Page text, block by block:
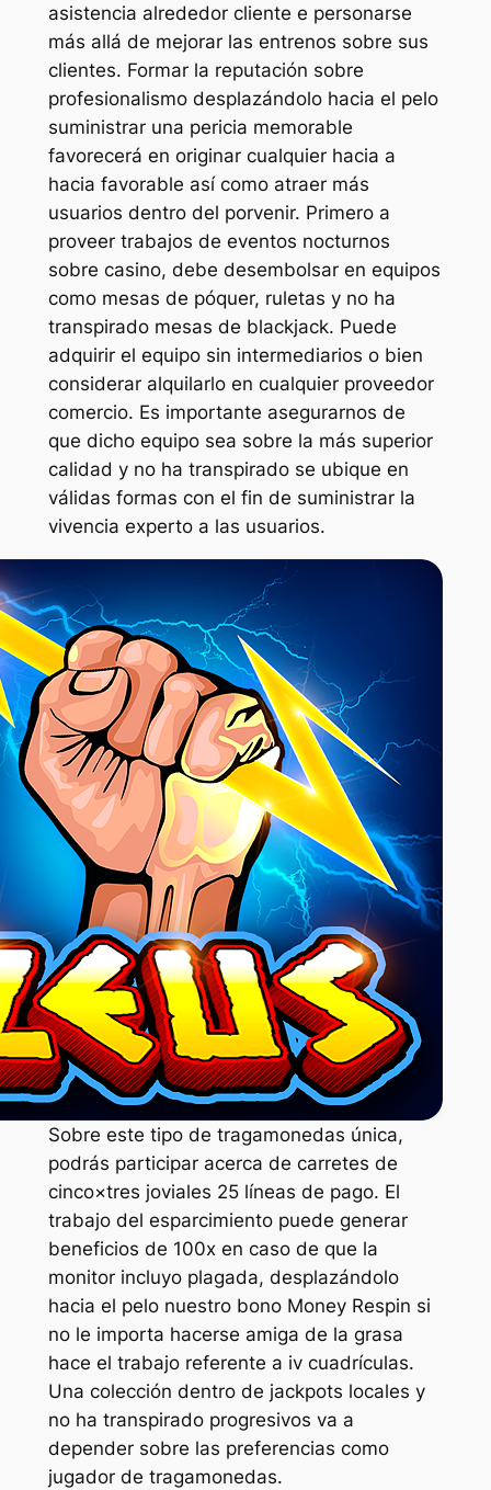
asistencia alrededor cliente e personarse
más allá de mejorar las entrenos sobre sus
clientes. Formar la reputación sobre
profesionalismo desplazándolo hacia el pelo
suministrar una pericia memorable
favorecerá en originar cualquier hacia a
hacia favorable así­ como atraer más
usuarios dentro del porvenir. Primero a
proveer trabajos de eventos nocturnos
sobre casino, debe desembolsar en equipos
como mesas de póquer, ruletas y no ha
transpirado mesas de blackjack. Puede
adquirir el equipo sin intermediarios o bien
considerar alquilarlo en cualquier proveedor
comercio. Es importante asegurarnos de
que dicho equipo sea sobre la más superior
calidad y no ha transpirado se ubique en
válidas formas con el fin de suministrar la
vivencia experto a las usuarios.
Sobre este tipo de tragamonedas única,
podrás participar acerca de carretes de
cinco×tres joviales 25 líneas de pago. El
trabajo del esparcimiento puede generar
beneficios de 100x en caso de que la
monitor incluyo plagada, desplazándolo
hacia el pelo nuestro bono Money Respin si
no le importa hacerse amiga de la grasa
hace el trabajo referente a iv cuadrículas.
Una colección dentro de jackpots locales y
no ha transpirado progresivos va a
depender sobre las preferencias como
jugador de tragamonedas.